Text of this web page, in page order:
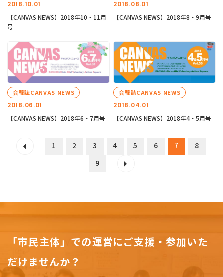
2018.10.01
【CANVAS NEWS】2018年10・11月
号
2018.08.01
【CANVAS NEWS】2018年8・9月号
2018.06.01
会報誌CANVAS NEWS
【CANVAS NEWS】2018年6・7月号
2018.04.01
会報誌CANVAS NEWS
【CANVAS NEWS】2018年4・5月号
1 2 3 4 5 6 7
8
9
「市民主体」での運営にご支援・参加いた
だけませんか？